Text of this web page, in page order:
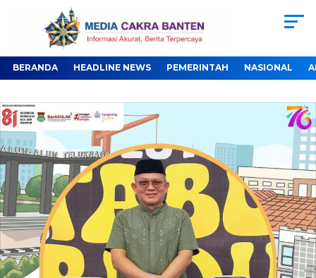
BERANDA HEADLINE NEWS PEMERINTAH NASIONAL